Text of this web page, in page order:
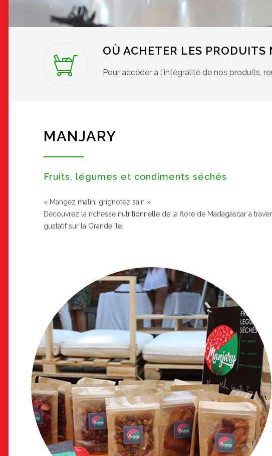
OÙ ACHETER LES PRODUITS
Pour accéder à l'intégralité de nos produits,
MANJARY
Fruits, légumes et condiments séchés
« Mangez malin, grignotez sain »
Découvrez la richesse nutritionnelle de la flore de Madagascar à
gustatif sur la Grande Ile.